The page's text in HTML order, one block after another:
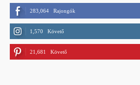
283,064 Rajongók
1,570 Követő
21,681 Követő